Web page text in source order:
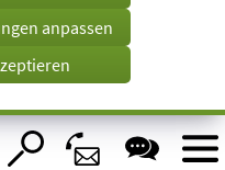
anpassen